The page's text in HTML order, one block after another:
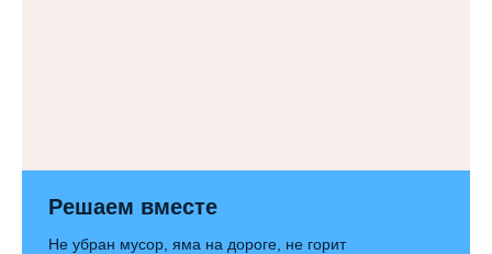
Решаем вместе
Не убран мусор, яма на дороге, не горит